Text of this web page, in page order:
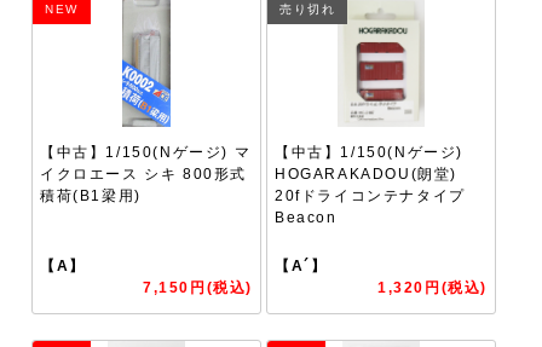
NEW
【中古】1/150(Nゲージ) マ
イクロエース シキ 800形式
積荷(B1梁用)
【A】
7,150円(税込)
売り切れ
【中古】1/150(Nゲージ)
HOGARAKADOU(朗堂)
20fドライコンテナタイプ
Beacon
【A´】
1,320円(税込)